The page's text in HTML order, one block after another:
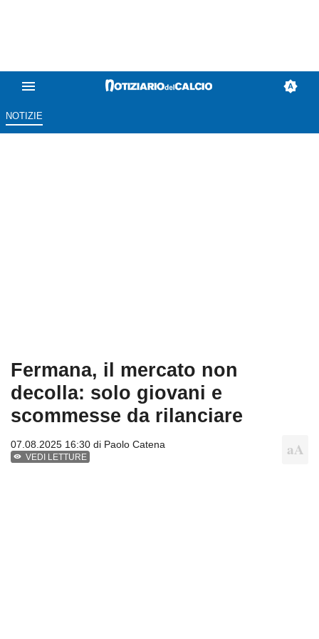
NOTIZIE
Fermana, il mercato non
decolla: solo giovani e
scommesse da rilanciare
07.08.2025 16:30 di Paolo Catena
VEDI LETTURE